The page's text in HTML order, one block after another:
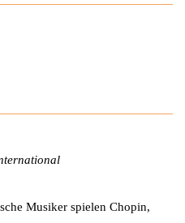
Musiker spielen Chopin,